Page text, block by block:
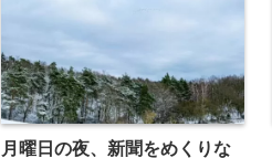
月曜日の夜、新聞をめくりな